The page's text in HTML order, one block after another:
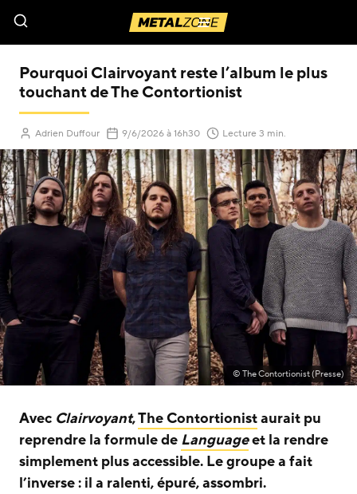
Menu
Pourquoi Clairvoyant reste l’album le plus
touchant de The Contortionist
Adrien Duffour 9/6/2026(Mis à jour le )
à 16h30 Lecture 3 min.
© The Contortionist (Presse)
Avec Clairvoyant,The Contortionistaurait pu
reprendre la formule de Languageet la rendre
simplement plus accessible. Le groupe a fait
l’inverse : il a ralenti, épuré, assombri.